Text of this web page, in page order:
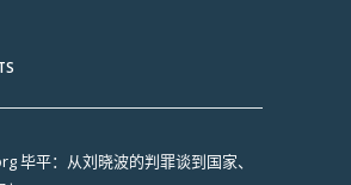
毕平：从刘晓波的判罪谈到国家、